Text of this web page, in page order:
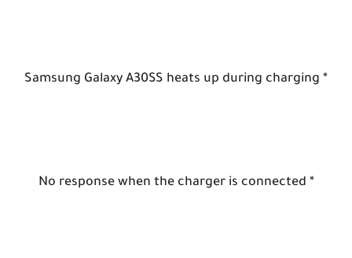
* Samsung Galaxy A30SS heats up during charging
* No response when the charger is connected